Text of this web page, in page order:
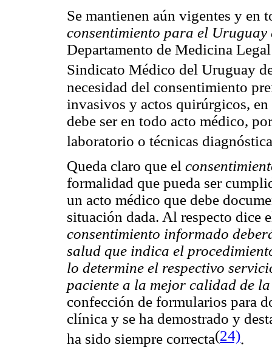
Se mantienen aún vigentes y en
consentimiento para el Uruguay
Departamento de Medicina
Sindicato Médico del Uruguay
necesidad del consentimiento
invasivos y actos quirúrgicos,
debe ser en todo acto médico,
laboratorio o técnicas
Queda claro que el
formalidad que pueda ser
un acto médico que debe
situación dada. Al respecto
consentimiento informado
salud que indica el
lo determine el respectivo
paciente a la mejor calidad de
confección de formularios para
clínica y se ha demostrado y
ha sido siempre correcta(24).